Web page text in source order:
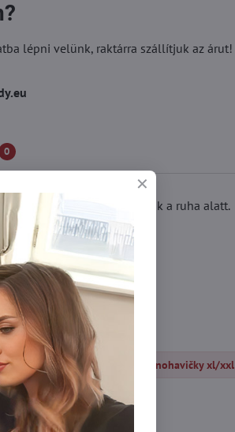
lépni velünk, raktárra szállítjuk az árut!
0
a fehérnemű nem látszik a ruha alatt.
xl/xxl
Plus size nohavičky xl/xxl